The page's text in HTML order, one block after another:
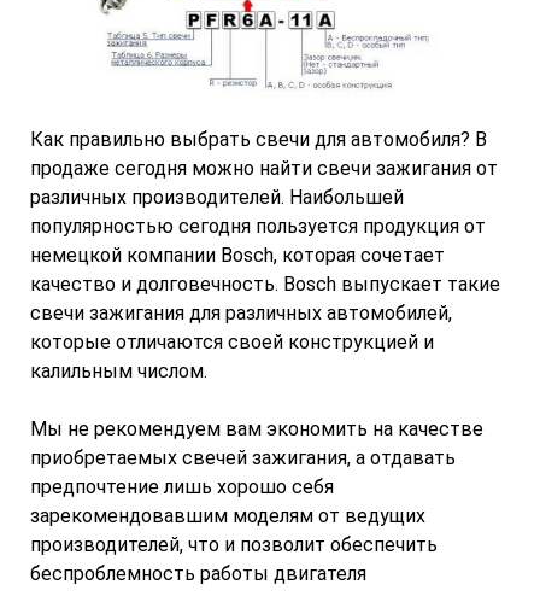
Как правильно выбрать свечи для автомобиля? В
продаже сегодня можно найти свечи зажигания от
различных производителей. Наибольшей
популярностью сегодня пользуется продукция от
немецкой компании Bosch, которая сочетает
качество и долговечность. Bosch выпускает такие
свечи зажигания для различных автомобилей,
которые отличаются своей конструкцией и
калильным числом.
Мы не рекомендуем вам экономить на качестве
приобретаемых свечей зажигания, а отдавать
предпочтение лишь хорошо себя
зарекомендовавшим моделям от ведущих
производителей, что и позволит обеспечить
беспроблемность работы двигателя